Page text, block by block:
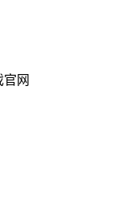
网